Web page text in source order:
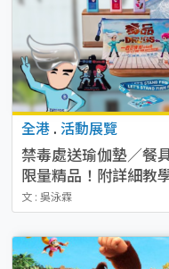
全港 . 活動展覽
禁毒處送瑜伽墊／餐
限量精品！附詳細教
文 : 吳泳霖